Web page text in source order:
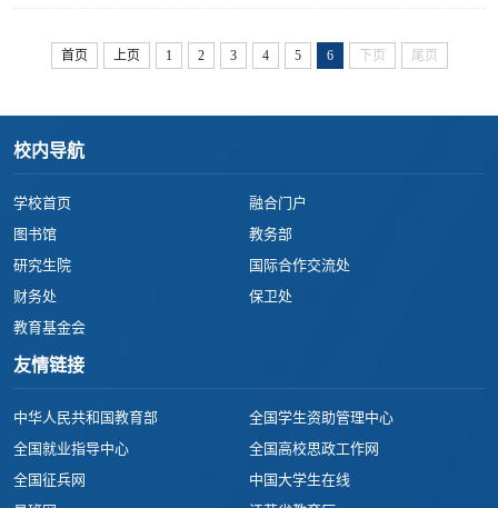
首页
上页 1 2 3 4 5 6 下页 尾页
校内导航
学校首页
融合门户
图书馆
教务部
研究生院
国际合作交流处
财务处
保卫处
教育基金会
友情链接
中华人民共和国教育部
全国学生资助管理中心
全国就业指导中心
全国高校思政工作网
全国征兵网
中国大学生在线